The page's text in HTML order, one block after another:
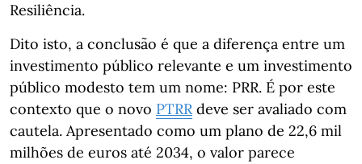
Resiliência.
Dito isto, a conclusão é que a diferença entre um
investimento público relevante e um investimento
público modesto tem um nome: PRR. É por este
contexto que o novo PTRRdeve ser avaliado com
cautela. Apresentado como um plano de 22,6 mil
milhões de euros até 2034, o valor parece